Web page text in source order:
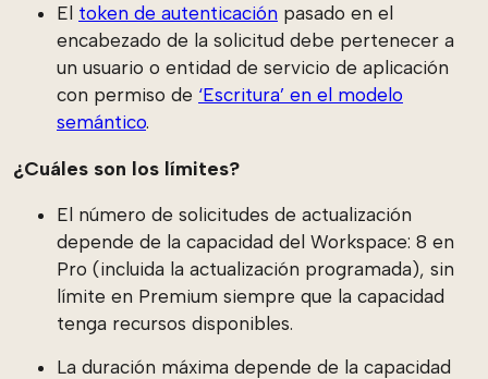
El token de autenticación pasado en el
encabezado de la solicitud debe pertenecer a
un usuario o entidad de servicio de aplicación
con permiso de ‘Escritura’ en el modelo
semántico.
¿Cuáles son los límites?
El número de solicitudes de actualización
depende de la capacidad del Workspace: 8 en
Pro (incluida la actualización programada), sin
límite en Premium siempre que la capacidad
tenga recursos disponibles.
La duración máxima depende de la capacidad